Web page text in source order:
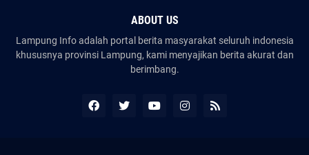
ABOUT US
Lampung Info adalah portal berita masyarakat seluruh indonesia
khususnya provinsi Lampung, kami menyajikan berita akurat dan
berimbang.